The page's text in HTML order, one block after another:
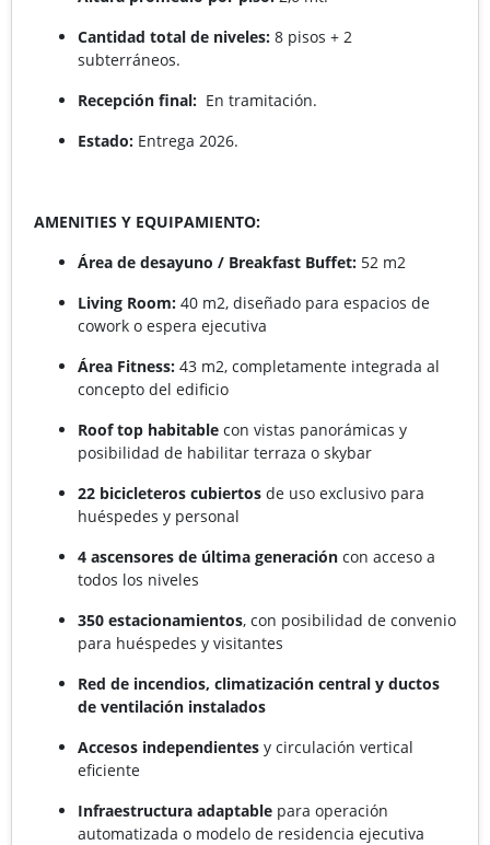
Cantidad total de niveles: 8 pisos + 2
subterráneos.
Recepción final: En tramitación.
Estado: Entrega 2026.
AMENITIES Y EQUIPAMIENTO:
Área de desayuno / Breakfast Buffet: 52 m2
Living Room: 40 m2, diseñado para espacios de
cowork o espera ejecutiva
Área Fitness: 43 m2, completamente integrada al
concepto del edificio
Roof top habitable con vistas panorámicas y
posibilidad de habilitar terraza o skybar
22 bicicleteros cubiertos de uso exclusivo para
huéspedes y personal
4 ascensores de última generación con acceso a
todos los niveles
350 estacionamientos, con posibilidad de convenio
para huéspedes y visitantes
Red de incendios, climatización central y ductos
de ventilación instalados
Accesos independientes y circulación vertical
eficiente
Infraestructura adaptable para operación
automatizada o modelo de residencia ejecutiva